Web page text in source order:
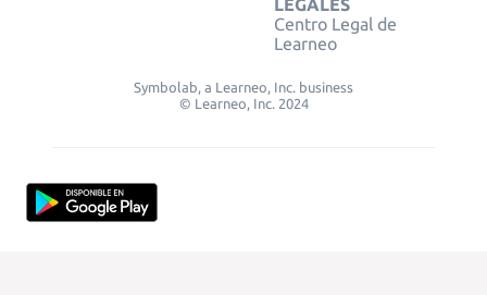
LEGALES
Centro Legal de
Learneo
Symbolab, a Learneo, Inc. business
© Learneo, Inc. 2024